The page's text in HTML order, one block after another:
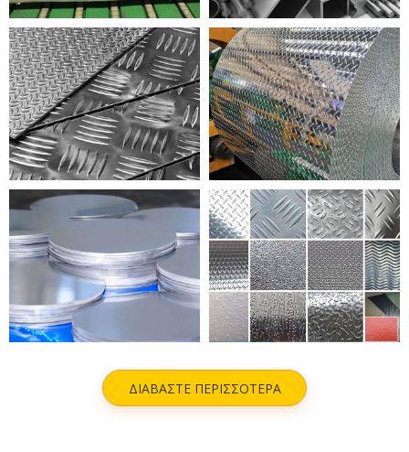
ΠΟΛΩΜΑ
ΑΛΟΥΜΙΝΙΟΥ
ΑΝΑΓΛΥΦΟ
ΑΛΟΥΜΙΝΙΟ
ΚΥΚΛΟΣ
ΑΛΟΥΜΙΝΙΟΥ
ΠΟΛΩΜΑ
ΑΛΟΥΜΙΝΙΟΥ
ΔΙΑΒΑΣΤΕ ΠΕΡΙΣΣΟΤΕΡΑ